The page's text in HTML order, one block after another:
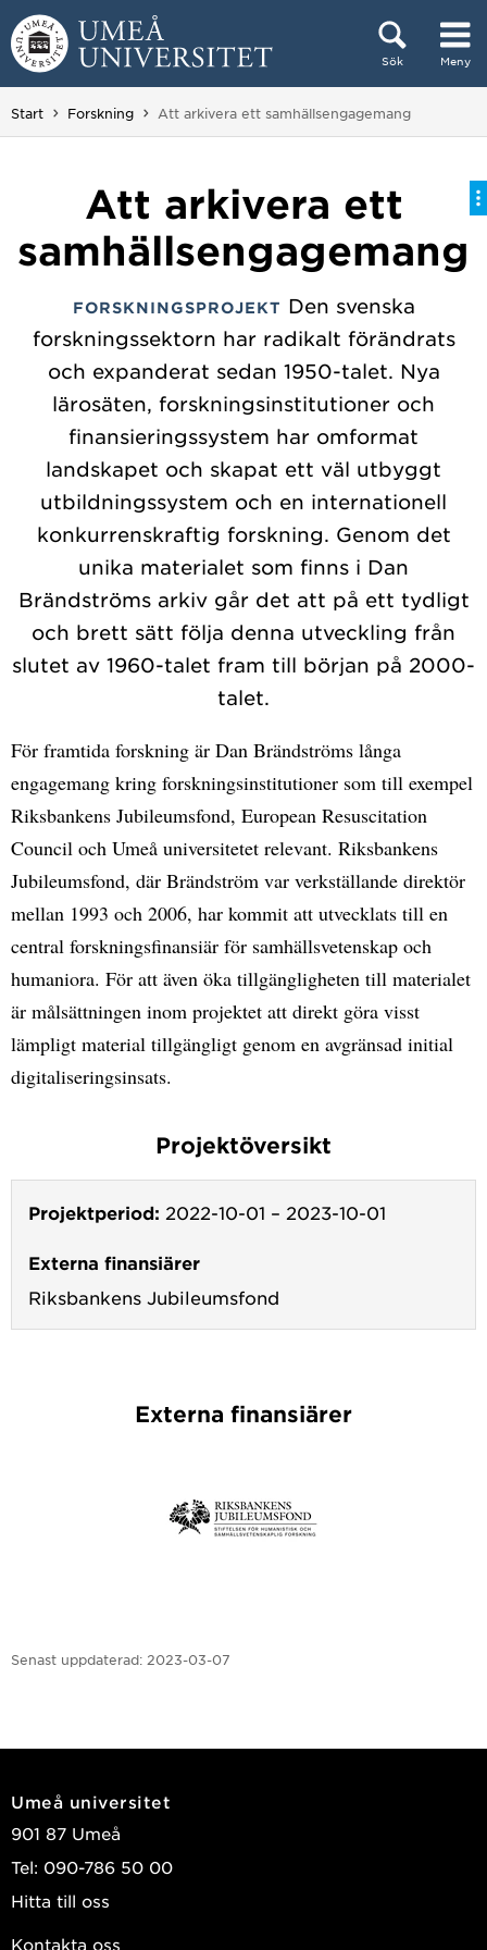
Hoppa direkt till innehållet
Sök Meny
Huvudmenyn dold.
Start Forskning Du är här:
Att arkivera ett samhällsengagemang
Att arkivera ett
samhällsengagemang
FORSKNINGSPROJEKT Den svenska
forskningssektorn har radikalt förändrats
och expanderat sedan 1950-talet. Nya
lärosäten, forskningsinstitutioner och
finansieringssystem har omformat
landskapet och skapat ett väl utbyggt
utbildningssystem och en internationell
konkurrenskraftig forskning. Genom det
unika materialet som finns i Dan
Brändströms arkiv går det att på ett tydligt
och brett sätt följa denna utveckling från
slutet av 1960-talet fram till början på 2000-
talet.
För framtida forskning är Dan Brändströms långa
engagemang kring forskningsinstitutioner som till exempel
Riksbankens Jubileumsfond, European Resuscitation
Council och Umeå universitetet relevant. Riksbankens
Jubileumsfond, där Brändström var verkställande direktör
mellan 1993 och 2006, har kommit att utvecklats till en
central forskningsfinansiär för samhällsvetenskap och
humaniora. För att även öka tillgängligheten till materialet
är målsättningen inom projektet att direkt göra visst
lämpligt material tillgängligt genom en avgränsad initial
digitaliseringsinsats.
Projektöversikt
Projektperiod: 2022-10-01 – 2023-10-01
Externa finansiärer
Riksbankens Jubileumsfond
Externa finansiärer
Senast uppdaterad: 2023-03-07
Umeå universitet
901 87 Umeå
Tel: 090-786 50 00
Hitta till oss
Kontakta oss